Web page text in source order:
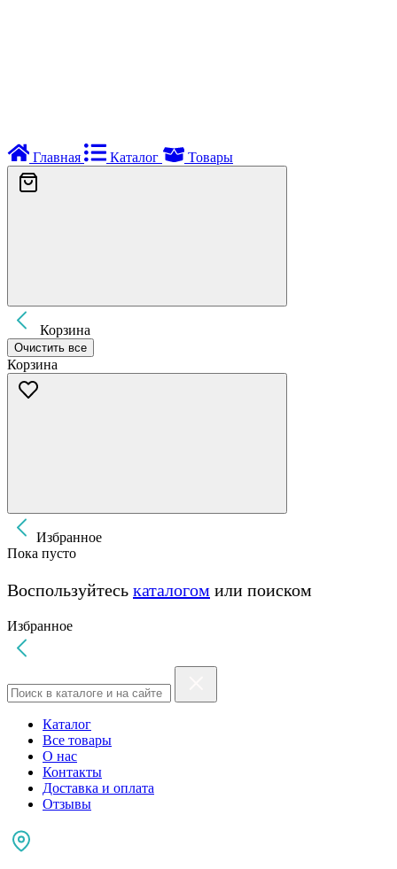
Главная Каталог Товары
Корзина
Очистить все
Корзина
Избранное
Пока пусто
Воспользуйтесь каталогом или поиском
Избранное
Каталог
Все товары
О нас
Контакты
Доставка и оплата
Отзывы